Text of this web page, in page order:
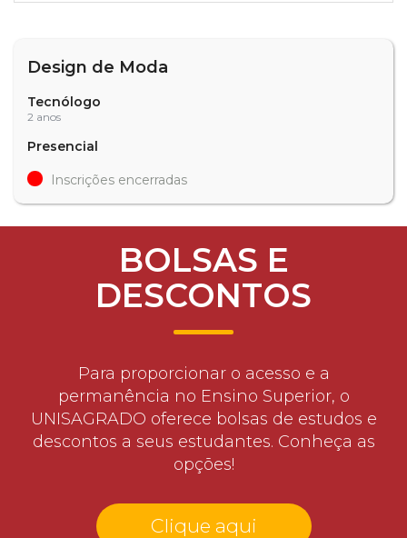
Design de Moda
Tecnólogo
2 anos
Presencial
Inscrições encerradas
BOLSAS E
DESCONTOS
Para proporcionar o acesso e a
permanência no Ensino Superior, o
UNISAGRADO oferece bolsas de estudos e
descontos a seus estudantes. Conheça as
opções!
Clique aqui